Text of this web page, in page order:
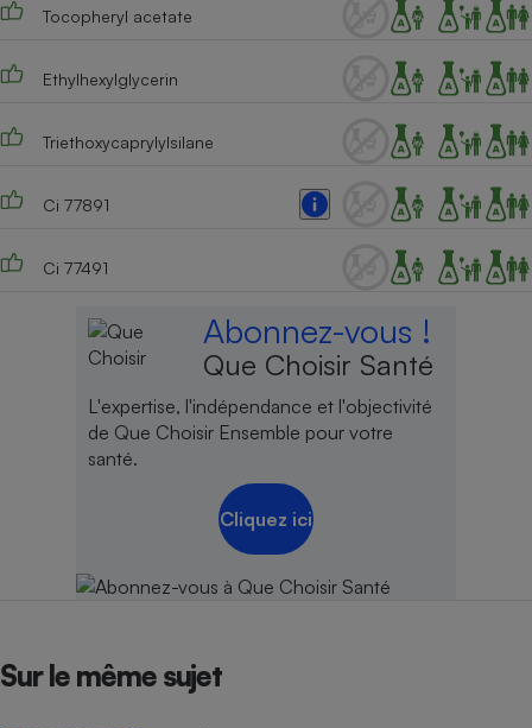
Tocopheryl acetate
Ethylhexylglycerin
Triethoxycaprylylsilane
Ci 77891
Ci 77491
Abonnez-vous !
Que Choisir Santé
L'expertise, l'indépendance et l'objectivité
de Que Choisir Ensemble pour votre
santé.
Cliquez ici
Sur le même sujet